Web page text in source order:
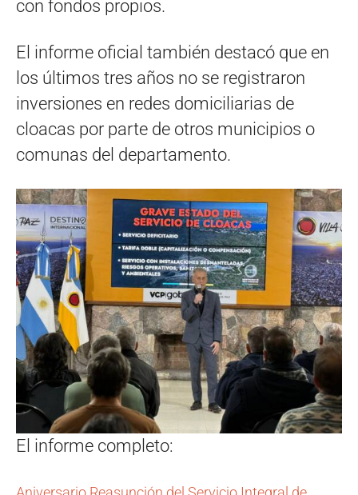
con fondos propios.
El informe oficial también destacó que en
los últimos tres años no se registraron
inversiones en redes domiciliarias de
cloacas por parte de otros municipios o
comunas del departamento.
El informe completo: